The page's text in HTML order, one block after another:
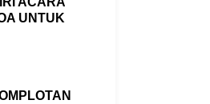
UNTUK